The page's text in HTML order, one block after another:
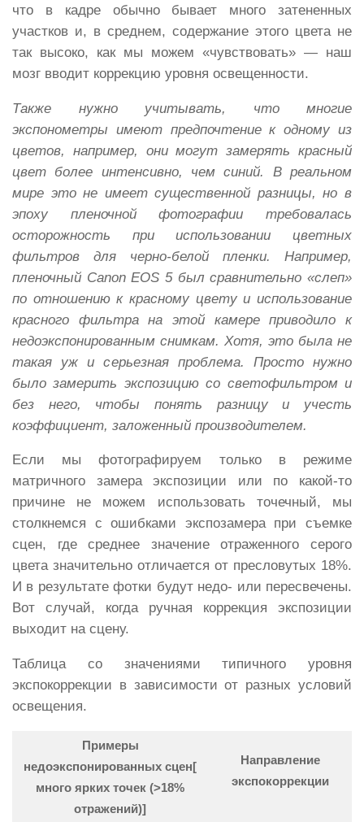
что в кадре обычно бывает много затененных
участков и, в среднем, содержание этого цвета не
так высоко, как мы можем «чувствовать» — наш
мозг вводит коррекцию уровня освещенности.
Также нужно учитывать, что многие
экспонометры имеют предпочтение к одному из
цветов, например, они могут замерять красный
цвет более интенсивно, чем синий. В реальном
мире это не имеет существенной разницы, но в
эпоху пленочной фотографии требовалась
осторожность при использовании цветных
фильтров для черно-белой пленки. Например,
пленочный Canon EOS 5 был сравнительно «слеп»
по отношению к красному цвету и использование
красного фильтра на этой камере приводило к
недоэкспонированным снимкам. Хотя, это была не
такая уж и серьезная проблема. Просто нужно
было замерить экспозицию со светофильтром и
без него, чтобы понять разницу и учесть
коэффициент, заложенный производителем.
Если мы фотографируем только в режиме
матричного замера экспозиции или по какой-то
причине не можем использовать точечный, мы
столкнемся с ошибками экспозамера при съемке
сцен, где среднее значение отраженного серого
цвета значительно отличается от пресловутых 18%.
И в результате фотки будут недо- или пересвечены.
Вот случай, когда ручная коррекция экспозиции
выходит на сцену.
Таблица со значениями типичного уровня
экспокоррекции в зависимости от разных условий
освещения.
Примеры
недоэкспонированных сцен[
много ярких точек (>18%
отражений)]
Направление
экспокоррекции